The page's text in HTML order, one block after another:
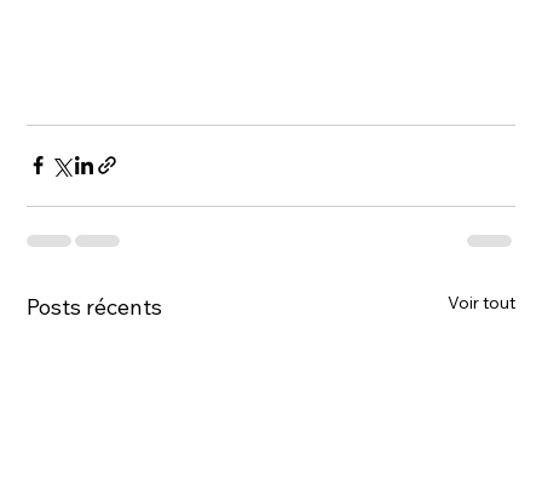
Posts récents Voir tout